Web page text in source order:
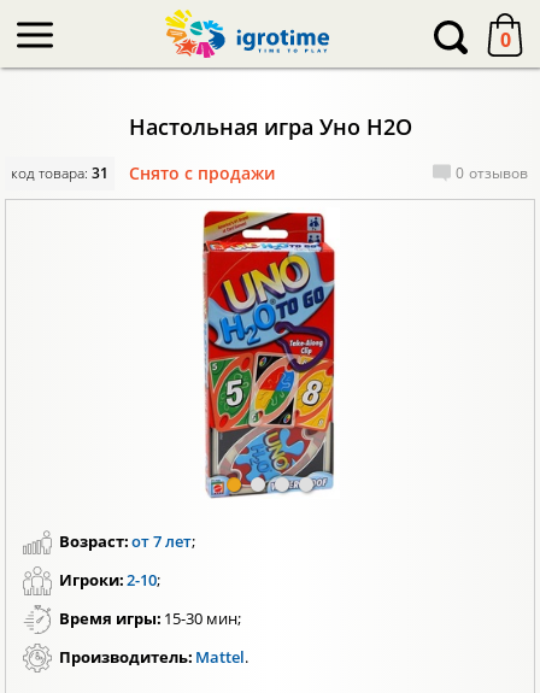
0
Настольная игра Уно H2O
код товара:31 Снято с продажи 0 отзывов
Возраст:от 7 лет;
Игроки:2-10;
Время игры: 15-30 мин;
Производитель: Mattel.